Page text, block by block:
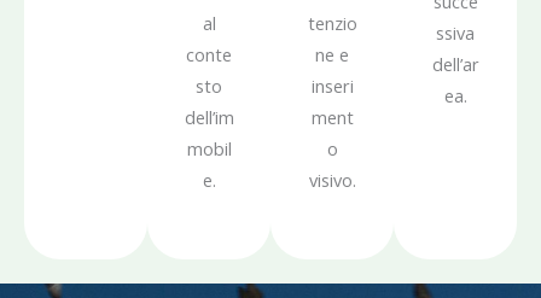
al
conte
sto
dell’im
mobil
e.
tenzio
ne e
inseri
ment
o
visivo.
ssiva
dell’ar
ea.